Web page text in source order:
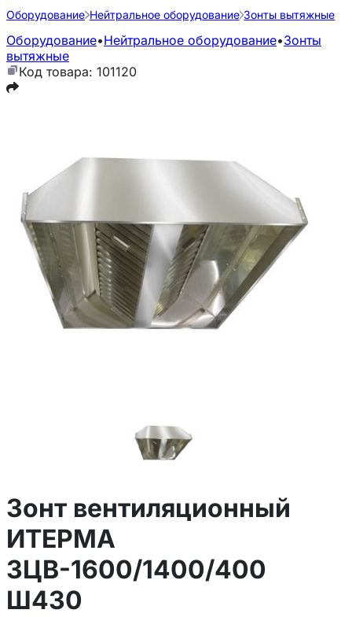
Оборудование Нейтральное оборудование Зонты вытяжные
Оборудование•Нейтральное оборудование•Зонты
вытяжные
Код товара: 101120
Зонт вентиляционный
ИТЕРМА
ЗЦВ-1600/1400/400
Ш430